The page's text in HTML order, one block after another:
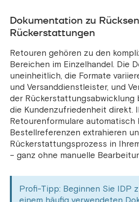
Dokumentation zu
Rückerstattungen
Retouren gehören zu den
Bereichen im Einzelhandel. Die
uneinheitlich, die Formate
und Versanddienstleister, und
der Rückerstattungsabwicklung
die Kundenzufriedenheit direkt.
Retourenformulare automatisch
Bestellreferenzen extrahieren
Rückerstattungsprozess in
– ganz ohne manuelle
Profi-Tipp: Beginnen Sie IDP